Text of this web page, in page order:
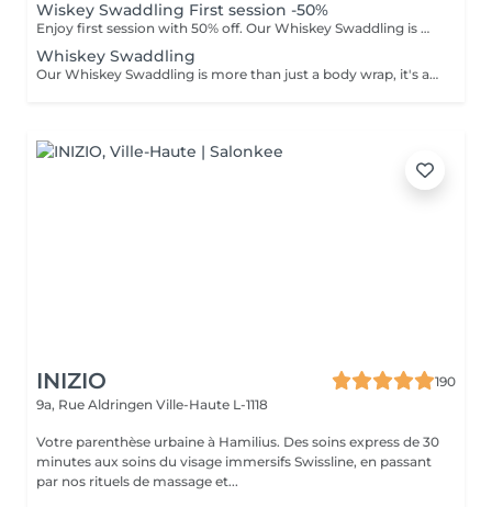
Wiskey Swaddling First session -50%
Enjoy first session with 50% off. Our Whiskey Swaddling is more than just a body wrap, it's a full-body ritual designed to detox, tone, and deeply nourish your skin. We tailor the wrap to your needs using active-rich formulas, then wrap you in bandages, film, and warmth to boost results. The gentle contrast in temperature combined with potent actives works wonders and the results speak for themselves: Benefits: -Body detox & inch loss -Firmer, smoother skin -Improved tone & circulation
Whiskey Swaddling
Our Whiskey Swaddling is more than just a body wrap, it's a full-body ritual designed to detox, tone, and deeply nourish your skin. We tailor the wrap to your needs using active-rich formulas, then wrap you in bandages, film, and warmth to boost results. The gentle contrast in temperature combined with potent actives works wonders and the results speak for themselves: Benefits: -Body detox & inch loss -Firmer, smoother skin -Improved tone & circulation
INIZIO
190
9a, Rue Aldringen Ville-Haute L-1118
Votre parenthèse urbaine à Hamilius. Des soins express de 30
minutes aux soins du visage immersifs Swissline, en passant
par nos rituels de massage et...